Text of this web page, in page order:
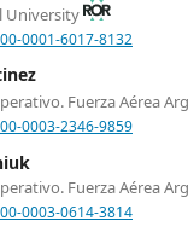
University
0001-6017-8132
Fuerza Aérea
0003-2346-9859
Fuerza Aérea
0003-0614-3814